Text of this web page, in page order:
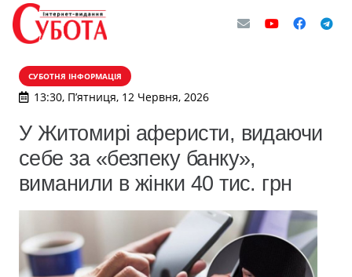
СУБОТНЯ ІНФОРМАЦІЯ
13:30, П’ятниця, 12 Червня, 2026
У Житомирі аферисти, видаючи
себе за «безпеку банку»,
виманили в жінки 40 тис. грн